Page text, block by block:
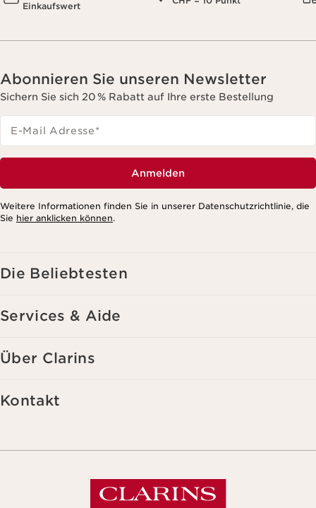
Einkaufswert
Abonnieren Sie unseren Newsletter
Sichern Sie sich 20 % Rabatt auf Ihre erste Bestellung
E-Mail Adresse*
Anmelden
Weitere Informationen finden Sie in unserer Datenschutzrichtlinie, die
Sie hier anklicken können.
Die Beliebtesten
Services & Aide
Über Clarins
Kontakt